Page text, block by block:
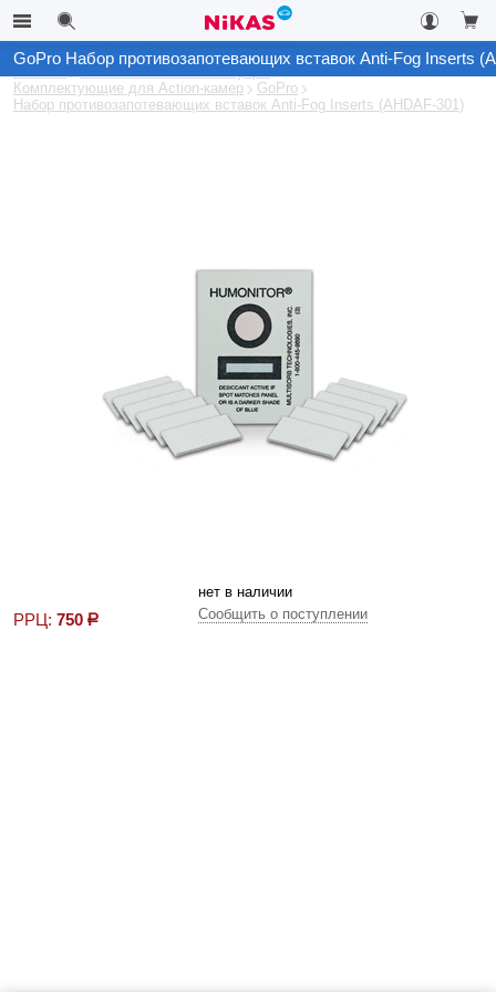
Автомобильные аксессуары
Комплектующие для Action-камер
GoPro
Набор противозапотевающих вставок Anti-Fog Inserts (AHDAF-301)
GoPro Набор противозапотевающих вставок Anti-Fog Inserts
РРЦ: 750 р
нет в наличии
Сообщить о поступлении